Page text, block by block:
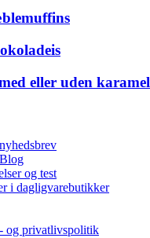
eller uden karamel
og test
i dagligvarebutikker
og privatlivspolitik